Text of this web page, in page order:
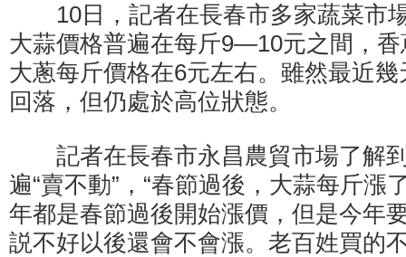
10日，記者在長春市多家蔬菜市
大蒜價格普遍在每斤9—10元之間，
大蔥每斤價格在6元左右。雖然最近
回落，但仍處於高位狀態。
記者在長春市永昌農貿市場了解
遍“賣不動”，“春節過後，大蒜每斤漲
年都是春節過後開始漲價，但是今年
説不好以後還會不會漲。老百姓買的